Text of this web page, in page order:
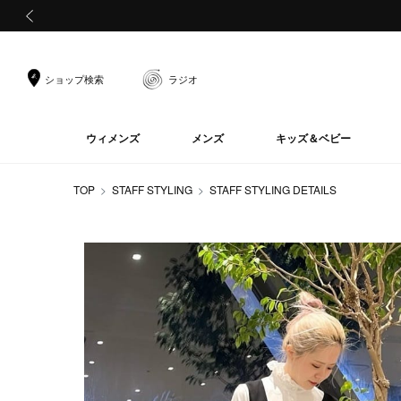
ショップ検索 ラジオ
ウィメンズ メンズ キッズ＆ベビー
TOP STAFF STYLING STAFF STYLING DETAILS